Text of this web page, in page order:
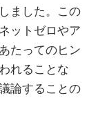
ました。この
ットゼロやア
たってのヒン
れることな
論することの